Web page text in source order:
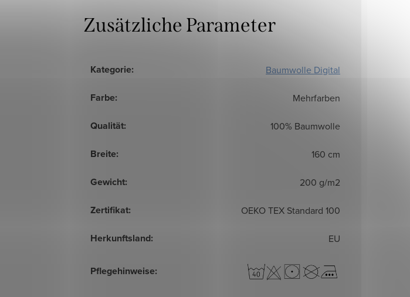
Zusätzliche Parameter
Kategorie: Baumwolle Digital
Farbe: Mehrfarben
Qualität: 100% Baumwolle
Breite: 160 cm
Gewicht: 200 g/m2
Zertifikat: OEKO TEX Standard 100
Herkunftsland: EU
Pflegehinweise: